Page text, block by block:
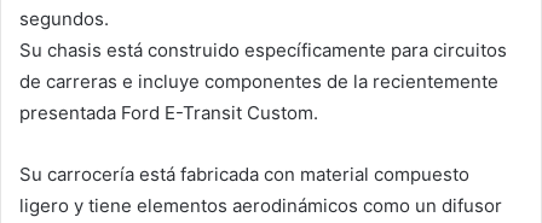
segundos.
Su chasis está construido específicamente para circuitos
de carreras e incluye componentes de la recientemente
presentada Ford E-Transit Custom.
Su carrocería está fabricada con material compuesto
ligero y tiene elementos aerodinámicos como un difusor